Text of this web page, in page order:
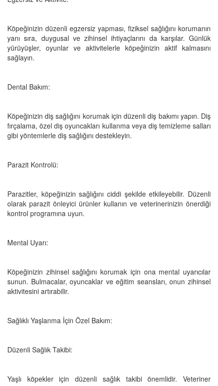
Köpeğinizin düzenli egzersiz yapması, fiziksel sağlığını korumanın
yanı sıra, duygusal ve zihinsel ihtiyaçlarını da karşılar. Günlük
yürüyüşler, oyunlar ve aktivitelerle köpeğinizin aktif kalmasını
sağlayın.
Dental Bakım:
Köpeğinizin diş sağlığını korumak için düzenli diş bakımı yapın. Diş
fırçalama, özel diş oyuncakları kullanma veya diş temizleme salları
gibi yöntemlerle diş sağlığını destekleyin.
Parazit Kontrolü:
Parazitler, köpeğinizin sağlığını ciddi şekilde etkileyebilir. Düzenli
olarak parazit önleyici ürünler kullanın ve veterinerinizin önerdiği
kontrol programına uyun.
Mental Uyarı:
Köpeğinizin zihinsel sağlığını korumak için ona mental uyarıcılar
sunun. Bulmacalar, oyuncaklar ve eğitim seansları, onun zihinsel
aktivitesini artırabilir.
Sağlıklı Yaşlanma İçin Özel Bakım:
Düzenli Sağlık Takibi:
Yaşlı köpekler için düzenli sağlık takibi önemlidir. Veteriner